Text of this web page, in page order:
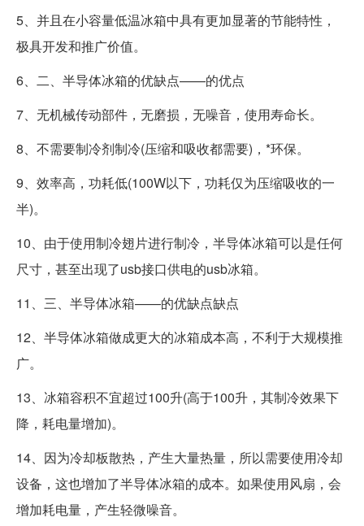
5、并且在小容量低温冰箱中具有更加显著的节能特性，
极具开发和推广价值。
6、二、半导体冰箱的优缺点——的优点
7、无机械传动部件，无磨损，无噪音，使用寿命长。
8、不需要制冷剂制冷(压缩和吸收都需要)，*环保。
9、效率高，功耗低(100W以下，功耗仅为压缩吸收的一
半)。
10、由于使用制冷翅片进行制冷，半导体冰箱可以是任何
尺寸，甚至出现了usb接口供电的usb冰箱。
11、三、半导体冰箱——的优缺点缺点
12、半导体冰箱做成更大的冰箱成本高，不利于大规模推
广。
13、冰箱容积不宜超过100升(高于100升，其制冷效果下
降，耗电量增加)。
14、因为冷却板散热，产生大量热量，所以需要使用冷却
设备，这也增加了半导体冰箱的成本。如果使用风扇，会
增加耗电量，产生轻微噪音。